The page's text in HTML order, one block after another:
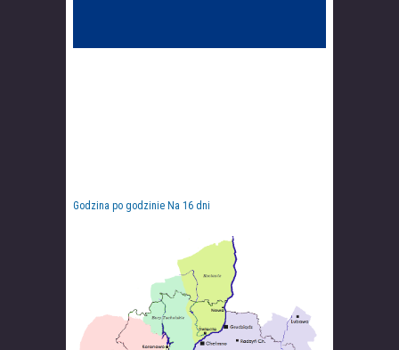
Godzina po godzinie Na 16 dni